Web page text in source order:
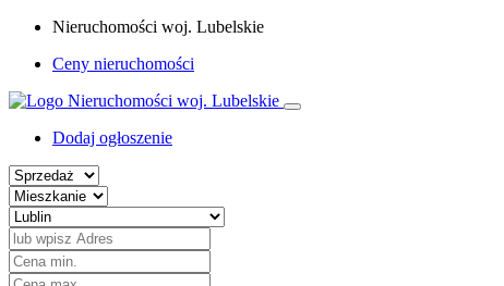
Nieruchomości woj. Lubelskie
Ceny nieruchomości
Dodaj ogłoszenie